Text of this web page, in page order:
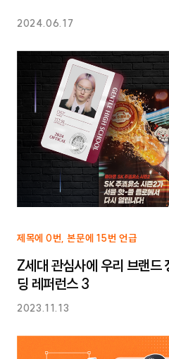
2024.06.17
제목에 0번, 본문에 15번 언급
Z세대 관심사에 우리 브랜드
딩 레퍼런스 3
2023.11.13